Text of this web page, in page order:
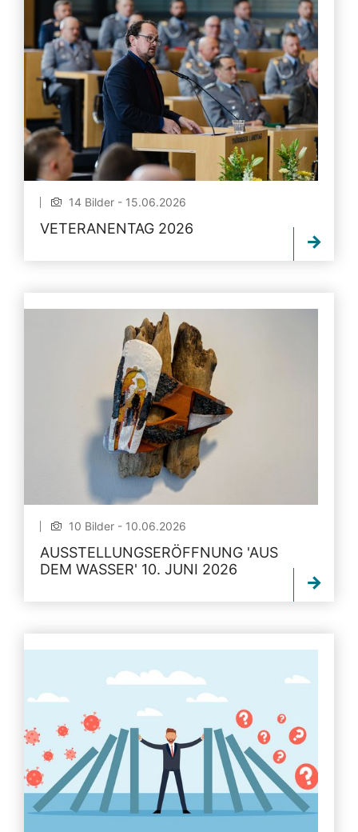
14 Bilder - 15.06.2026
VETERANENTAG 2026
10 Bilder - 10.06.2026
AUSSTELLUNGSERÖFFNUNG 'AUS
DEM WASSER' 10. JUNI 2026